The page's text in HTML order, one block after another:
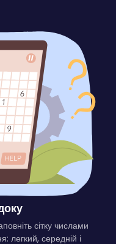
сітку числами
легкий, середній і